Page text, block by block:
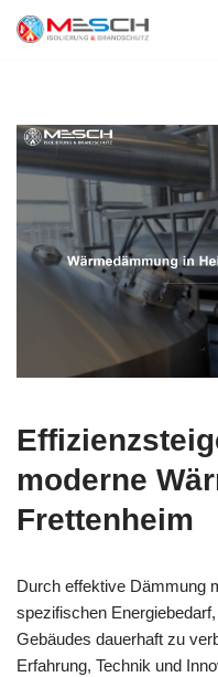
moderne
Frettenheim
Durch effektive Dämmung
spezifischen
Gebäudes dauerhaft zu
Erfahrung, Technik und